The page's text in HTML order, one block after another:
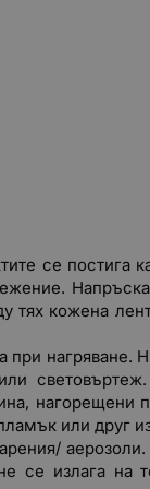
се постига
тях кожена
нагряване.
нагорещени
или друг
се излага на